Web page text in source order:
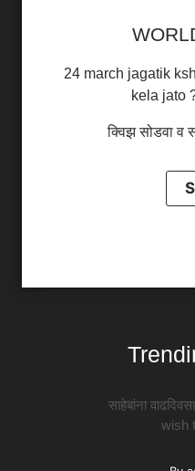
24 march jagatik
kela jato
क्विझ सोडवा व
साहेबांना
wish